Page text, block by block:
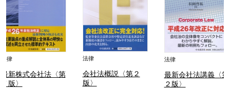
法律
最新株式会社法〈第
７版〉
法律
会社法概説〈第２
版〉
法律
最新会社法講義〈第
２版〉